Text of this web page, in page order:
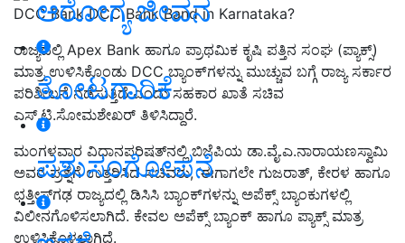
ಆರೋಗ್ಯ ಜೀವನ
ತೋಟಗಾರಿಕೆ
ಪಶುಸಂಗೋಪನೆ
DCC Bank DCC Bank Band in Karnataka?
ರಾಜ್ಯದಲ್ಲಿ Apex Bank ಹಾಗೂ ಪ್ರಾಥಮಿಕ ಕೃಷಿ ಪತ್ತಿನ ಸಂಘ (ಪ್ಯಾಕ್ಸ್‌)
ಮಾತ್ರ ಉಳಿಸಿಕೊಂಡು DCC ಬ್ಯಾಂಕ್‌ಗಳನ್ನು ಮುಚ್ಚುವ ಬಗ್ಗೆ ರಾಜ್ಯ ಸರ್ಕಾರ
ಪರಿಶೀಲನೆ ನಡೆಸುತ್ತಿದೆ ಎಂದು ಸಹಕಾರ ಖಾತೆ ಸಚಿವ
ಎಸ್‌.ಟಿ.ಸೋಮಶೇಖರ್‌ ತಿಳಿಸಿದ್ದಾರೆ.
ಮಂಗಳವಾರ ವಿಧಾನಪರಿಷತ್‌ನಲ್ಲಿ ಬಿಜೆಪಿಯ ಡಾ.ವೈ.ಎ.ನಾರಾಯಣಸ್ವಾಮಿ
ಅವರ ಪ್ರಶ್ನೆಗೆ ಉತ್ತರಿಸಿದ ಸಚಿವರು, ‘ಈಗಾಗಲೇ ಗುಜರಾತ್‌, ಕೇರಳ ಹಾಗೂ
ಛತ್ತೀಸ್‌ಗಢ ರಾಜ್ಯದಲ್ಲಿ ಡಿಸಿಸಿ ಬ್ಯಾಂಕ್‌ಗಳನ್ನು ಅಪೆಕ್ಸ್‌ ಬ್ಯಾಂಕುಗಳಲ್ಲಿ
ವಿಲೀನಗೊಳಿಸಲಾಗಿದೆ. ಕೇವಲ ಅಪೆಕ್ಸ್‌ ಬ್ಯಾಂಕ್‌ ಹಾಗೂ ಪ್ಯಾಕ್ಸ್‌ ಮಾತ್ರ
ಉಳಿಸಿಕೊಳ್ಳಲಾಗಿದೆ.